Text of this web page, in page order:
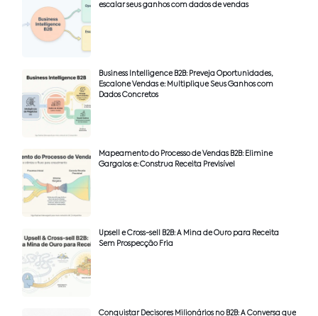
escalar seus ganhos com dados de vendas
Business Intelligence B2B: Preveja Oportunidades,
Escalone Vendas e: Multiplique Seus Ganhos com
Dados Concretos
Mapeamento do Processo de Vendas B2B: Elimine
Gargalos e: Construa Receita Previsível
Upsell e Cross-sell B2B: A Mina de Ouro para Receita
Sem Prospecção Fria
Conquistar Decisores Milionários no B2B: A Conversa que